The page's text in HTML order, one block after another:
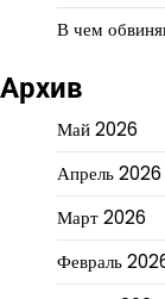
В чем
Архив
Май 2026
Апрель 2026
Март 2026
Февраль